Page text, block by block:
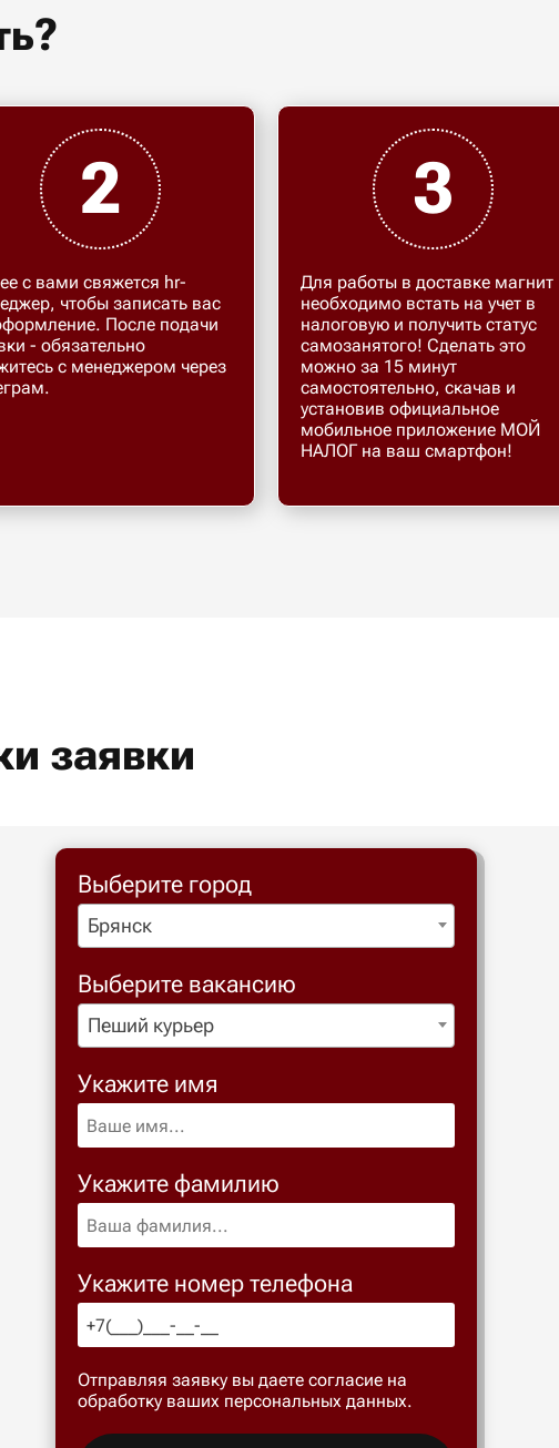
2
с вами свяжется hr-
чтобы записать вас
После подачи
- обязательно
с менеджером через
3
Для работы в доставке магнит
необходимо встать на учет в
налоговую и получить статус
самозанятого! Сделать это
можно за 15 минут
самостоятельно, скачав и
установив официальное
мобильное приложение МОЙ
НАЛОГ на ваш смартфон!
заявки
Выберите город
Брянск
Выберите вакансию
Пеший курьер
Укажите имя
Укажите фамилию
Укажите номер телефона
Отправляя заявку вы даете согласие на
обработку ваших персональных данных.